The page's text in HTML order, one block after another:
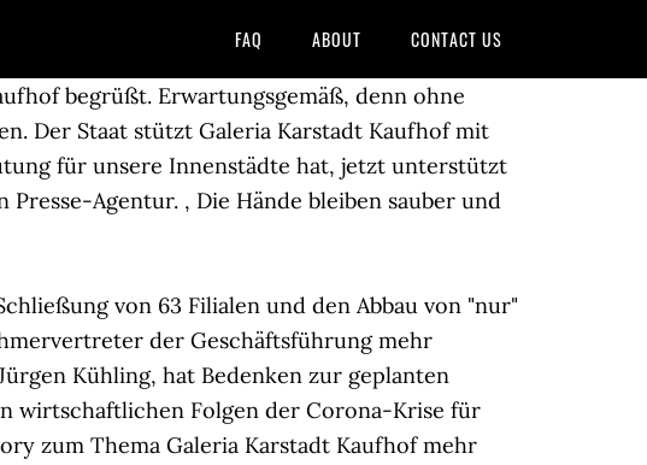
FAQ ABOUT CONTACT US
begrüßt. Erwartungsgemäß, denn ohne
Der Staat stützt Galeria Karstadt Kaufhof mit
für unsere Innenstädte hat, jetzt unterstützt
Presse-Agentur. , Die Hände bleiben sauber und
von 63 Filialen und den Abbau von "nur"
der Geschäftsführung mehr
Kühling, hat Bedenken zur geplanten
wirtschaftlichen Folgen der Corona-Krise für
zum Thema Galeria Karstadt Kaufhof mehr